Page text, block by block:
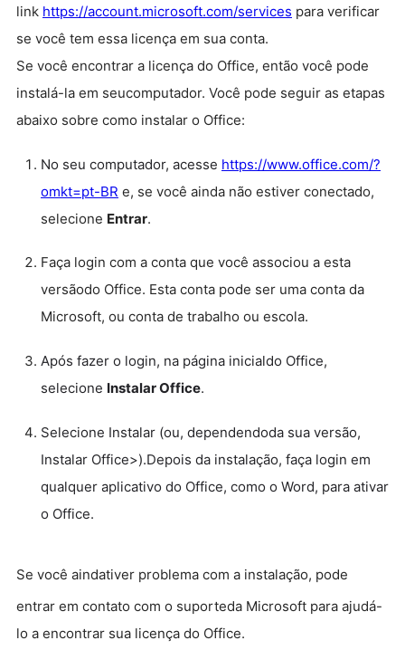
link https://account.microsoft.com/services para verificar
se você tem essa licença em sua conta.
Se você encontrar a licença do Office, então você pode
instalá-la em seucomputador. Você pode seguir as etapas
abaixo sobre como instalar o Office:
No seu computador, acesse https://www.office.com/?
omkt=pt-BR e, se você ainda não estiver conectado,
selecione Entrar.
Faça login com a conta que você associou a esta
versãodo Office. Esta conta pode ser uma conta da
Microsoft, ou conta de trabalho ou escola.
Após fazer o login, na página inicialdo Office,
selecione Instalar Office.
Selecione Instalar (ou, dependendoda sua versão,
Instalar Office>).Depois da instalação, faça login em
qualquer aplicativo do Office, como o Word, para ativar
o Office.
Se você aindativer problema com a instalação, pode
entrar em contato com o suporteda Microsoft para ajudá-
lo a encontrar sua licença do Office.